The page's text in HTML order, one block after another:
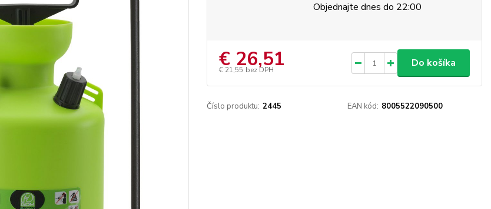
Objednajte dnes do 22:00
€ 26,51
€ 21,55 bez DPH
Do košíka
Číslo produktu: 2445 EAN kód: 8005522090500